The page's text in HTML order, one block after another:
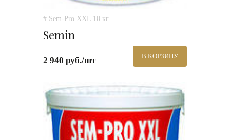
# Sem-Pro XXL 10 кг
Semin
2 940 руб./шт В КОРЗИНУ